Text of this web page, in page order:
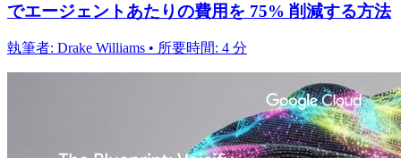
でエージェントあたりの費用を 75% 削減する方法
執筆者: Drake Williams • 所要時間: 4 分